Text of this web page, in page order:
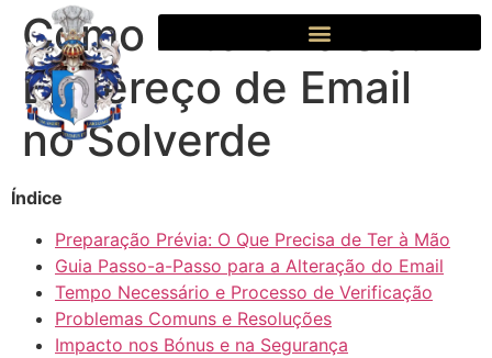
Como Alterar o Seu
Endereço de Email
no Solverde
Índice
Preparação Prévia: O Que Precisa de Ter à Mão
Guia Passo-a-Passo para a Alteração do Email
Tempo Necessário e Processo de Verificação
Problemas Comuns e Resoluções
Impacto nos Bónus e na Segurança